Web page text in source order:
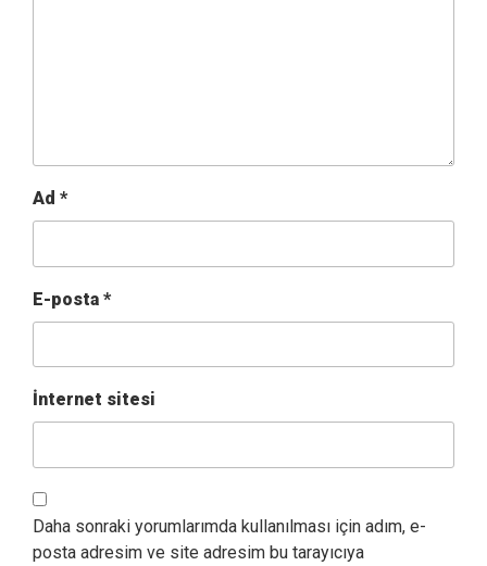
Ad *
E-posta *
İnternet sitesi
Daha sonraki yorumlarımda kullanılması için adım, e-
posta adresim ve site adresim bu tarayıcıya